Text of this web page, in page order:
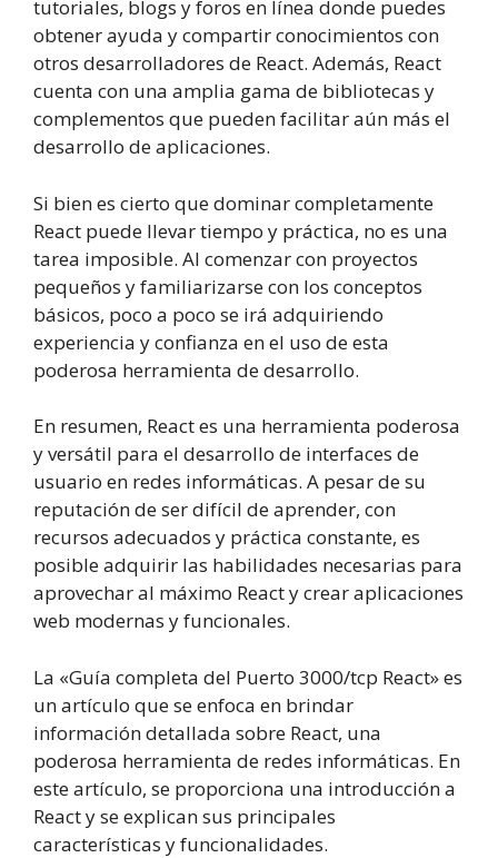
tutoriales, blogs y foros en línea donde puedes
obtener ayuda y compartir conocimientos con
otros desarrolladores de React. Además, React
cuenta con una amplia gama de bibliotecas y
complementos que pueden facilitar aún más el
desarrollo de aplicaciones.
Si bien es cierto que dominar completamente
React puede llevar tiempo y práctica, no es una
tarea imposible. Al comenzar con proyectos
pequeños y familiarizarse con los conceptos
básicos, poco a poco se irá adquiriendo
experiencia y confianza en el uso de esta
poderosa herramienta de desarrollo.
En resumen, React es una herramienta poderosa
y versátil para el desarrollo de interfaces de
usuario en redes informáticas. A pesar de su
reputación de ser difícil de aprender, con
recursos adecuados y práctica constante, es
posible adquirir las habilidades necesarias para
aprovechar al máximo React y crear aplicaciones
web modernas y funcionales.
La «Guía completa del Puerto 3000/tcp React» es
un artículo que se enfoca en brindar
información detallada sobre React, una
poderosa herramienta de redes informáticas. En
este artículo, se proporciona una introducción a
React y se explican sus principales
características y funcionalidades.